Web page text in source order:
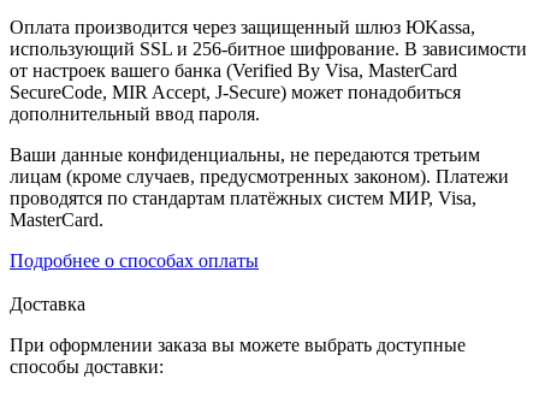
Оплата производится через защищенный шлюз ЮKassa,
использующий SSL и 256-битное шифрование. В зависимости
от настроек вашего банка (Verified By Visa, MasterCard
SecureCode, MIR Accept, J-Secure) может понадобиться
дополнительный ввод пароля.
Ваши данные конфиденциальны, не передаются третьим
лицам (кроме случаев, предусмотренных законом). Платежи
проводятся по стандартам платёжных систем МИР, Visa,
MasterCard.
Подробнее о способах оплаты
Доставка
При оформлении заказа вы можете выбрать доступные
способы доставки: